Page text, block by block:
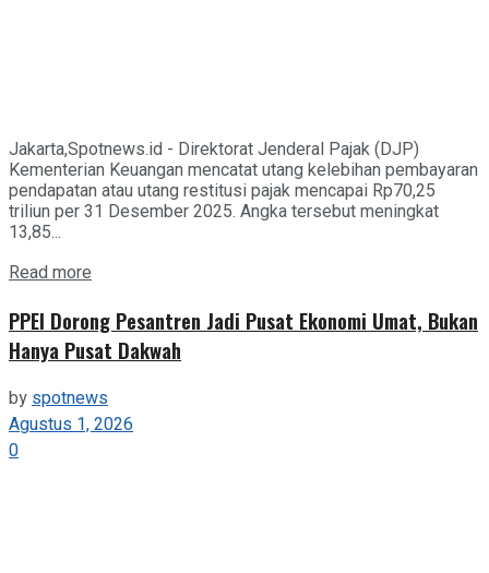
Jakarta,Spotnews.id - Direktorat Jenderal Pajak (DJP)
Kementerian Keuangan mencatat utang kelebihan pembayaran
pendapatan atau utang restitusi pajak mencapai Rp70,25
triliun per 31 Desember 2025. Angka tersebut meningkat
13,85...
Read more
PPEI Dorong Pesantren Jadi Pusat Ekonomi Umat, Bukan
Hanya Pusat Dakwah
byspotnews
Agustus 1, 2026
0